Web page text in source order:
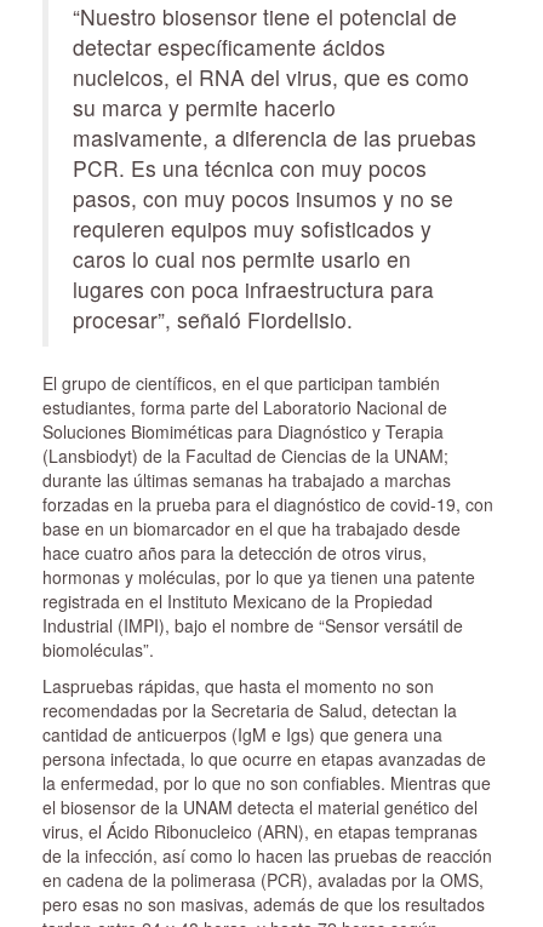
“Nuestro biosensor tiene el potencial de
detectar específicamente ácidos
nucleicos, el RNA del virus, que es como
su marca y permite hacerlo
masivamente, a diferencia de las pruebas
PCR. Es una técnica con muy pocos
pasos, con muy pocos insumos y no se
requieren equipos muy sofisticados y
caros lo cual nos permite usarlo en
lugares con poca infraestructura para
procesar”, señaló Fiordelisio.
El grupo de científicos, en el que participan también
estudiantes, forma parte del Laboratorio Nacional de
Soluciones Biomiméticas para Diagnóstico y Terapia
(Lansbiodyt) de la Facultad de Ciencias de la UNAM;
durante las últimas semanas ha trabajado a marchas
forzadas en la prueba para el diagnóstico de covid-19, con
base en un biomarcador en el que ha trabajado desde
hace cuatro años para la detección de otros virus,
hormonas y moléculas, por lo que ya tienen una patente
registrada en el Instituto Mexicano de la Propiedad
Industrial (IMPI), bajo el nombre de “Sensor versátil de
biomoléculas”.
Laspruebas rápidas, que hasta el momento no son
recomendadas por la Secretaria de Salud, detectan la
cantidad de anticuerpos (IgM e Igs) que genera una
persona infectada, lo que ocurre en etapas avanzadas de
la enfermedad, por lo que no son confiables. Mientras que
el biosensor de la UNAM detecta el material genético del
virus, el Ácido Ribonucleico (ARN), en etapas tempranas
de la infección, así como lo hacen las pruebas de reacción
en cadena de la polimerasa (PCR), avaladas por la OMS,
pero esas no son masivas, además de que los resultados